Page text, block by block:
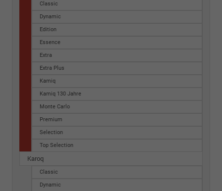
Classic
Dynamic
Edition
Essence
Extra
Extra Plus
Kamiq
Kamiq 130 Jahre
Monte Carlo
Premium
Selection
Top Selection
Karoq
Classic
Dynamic